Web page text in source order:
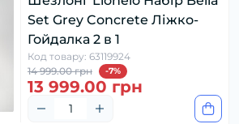
Set Grey Concrete Ліжко-
Гойдалка 2 в 1
Код товару: 63119924
14 999.00 грн
-7%
13 999.00 грн